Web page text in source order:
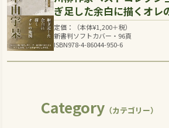
ぎ足した余白に描くオレ
定価：（本体¥1,200＋税）
新書判ソフトカバー・96頁
ISBN978-4-86044-950-6
Category（カテゴリー）